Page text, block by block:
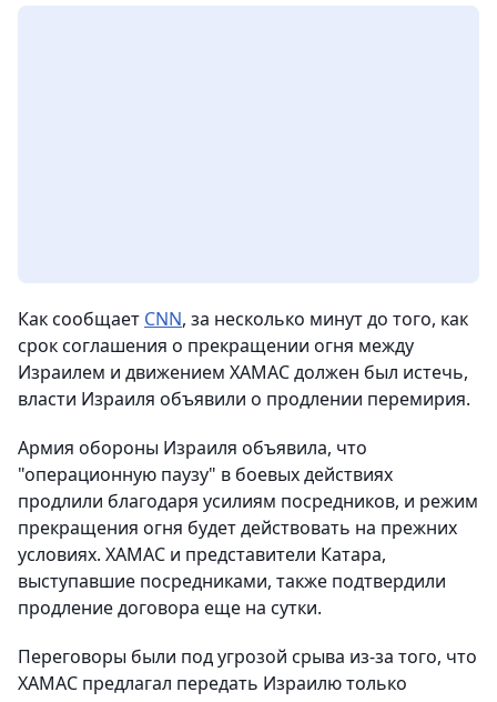
Как сообщает CNN, за несколько минут до того, как
срок соглашения о прекращении огня между
Израилем и движением ХАМАС должен был истечь,
власти Израиля объявили о продлении перемирия.
Армия обороны Израиля объявила, что
"операционную паузу" в боевых действиях
продлили благодаря усилиям посредников, и режим
прекращения огня будет действовать на прежних
условиях. ХАМАС и представители Катара,
выступавшие посредниками, также подтвердили
продление договора еще на сутки.
Переговоры были под угрозой срыва из-за того, что
ХАМАС предлагал передать Израилю только